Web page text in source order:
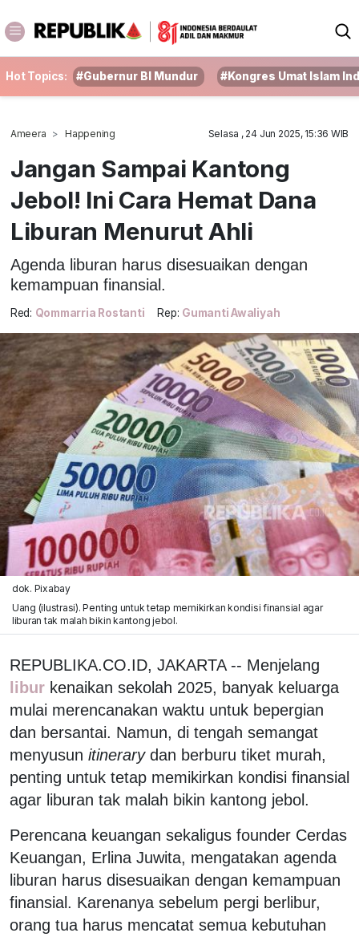
Hot Topics: #Gubernur BI Mundur #Kongres Umat Islam
Ameera Happening Selasa , 24 Jun 2025, 15:36 WIB
Jangan Sampai Kantong
Jebol! Ini Cara Hemat Dana
Liburan Menurut Ahli
Agenda liburan harus disesuaikan dengan
kemampuan finansial.
Red: Qommarria Rostanti Rep: Gumanti Awaliyah
dok. Pixabay
Uang (ilustrasi). Penting untuk tetap memikirkan kondisi finansial agar
liburan tak malah bikin kantong jebol.
REPUBLIKA.CO.ID, JAKARTA -- Menjelang
libur kenaikan sekolah 2025, banyak keluarga
mulai merencanakan waktu untuk bepergian
dan bersantai. Namun, di tengah semangat
menyusun itinerarydan berburu tiket murah,
penting untuk tetap memikirkan kondisi finansial
agar liburan tak malah bikin kantong jebol.
Perencana keuangan sekaligus founder Cerdas
Keuangan, Erlina Juwita, mengatakan agenda
liburan harus disesuaikan dengan kemampuan
finansial. Karenanya sebelum pergi berlibur,
orang tua harus mencatat semua kebutuhan